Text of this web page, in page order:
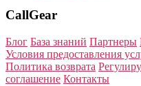
CallGear
Блог База знаний Партнеры
Условия предоставления
Политика возврата
соглашение Контакты